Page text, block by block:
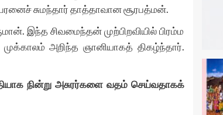
சுமந்தார் தாத்தாவான சூரபத்மன்.
இந்த சிவமைந்தன் முற்பிறவியில் பிரம்ம
அறிந்த ஞானியாகத் திகழ்ந்தார்.
நின்று அசுரர்களை வதம் செய்வதாகக்